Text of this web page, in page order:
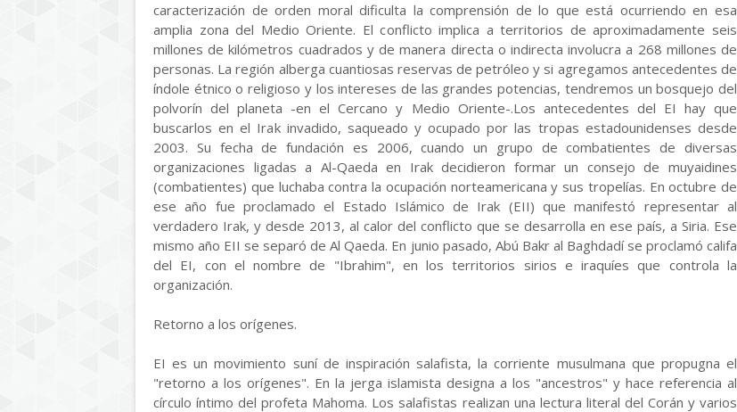
caracterización de orden moral dificulta la comprensión de lo que está ocurriendo en esa
amplia zona del Medio Oriente. El conflicto implica a territorios de aproximadamente seis
millones de kilómetros cuadrados y de manera directa o indirecta involucra a 268 millones de
personas. La región alberga cuantiosas reservas de petróleo y si agregamos antecedentes de
índole étnico o religioso y los intereses de las grandes potencias, tendremos un bosquejo del
polvorín del planeta -en el Cercano y Medio Oriente-.Los antecedentes del EI hay que
buscarlos en el Irak invadido, saqueado y ocupado por las tropas estadounidenses desde
2003. Su fecha de fundación es 2006, cuando un grupo de combatientes de diversas
organizaciones ligadas a Al-Qaeda en Irak decidieron formar un consejo de muyaidines
(combatientes) que luchaba contra la ocupación norteamericana y sus tropelías. En octubre de
ese año fue proclamado el Estado Islámico de Irak (EII) que manifestó representar al
verdadero Irak, y desde 2013, al calor del conflicto que se desarrolla en ese país, a Siria. Ese
mismo año EII se separó de Al Qaeda. En junio pasado, Abú Bakr al Baghdadí se proclamó califa
del EI, con el nombre de "Ibrahim", en los territorios sirios e iraquíes que controla la
organización.
Retorno a los orígenes.
EI es un movimiento suní de inspiración salafista, la corriente musulmana que propugna el
"retorno a los orígenes". En la jerga islamista designa a los "ancestros" y hace referencia al
círculo íntimo del profeta Mahoma. Los salafistas realizan una lectura literal del Corán y varios